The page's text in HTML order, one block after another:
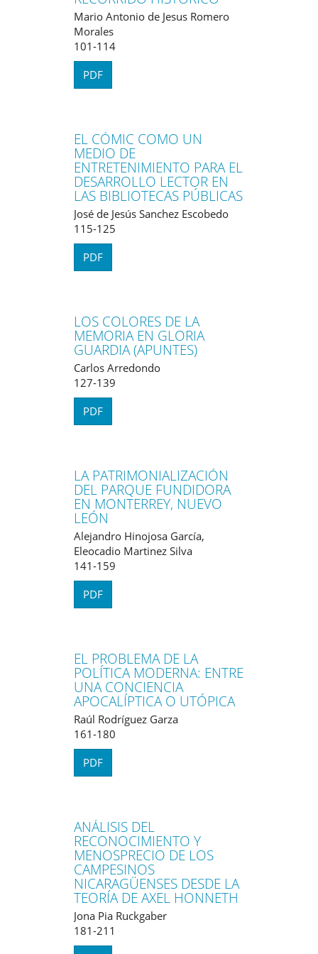
Mario Antonio de Jesus Romero
Morales
101-114
PDF
EL CÓMIC COMO UN
MEDIO DE
ENTRETENIMIENTO PARA EL
DESARROLLO LECTOR EN
LAS BIBLIOTECAS PÚBLICAS
José de Jesús Sanchez Escobedo
115-125
PDF
LOS COLORES DE LA
MEMORIA EN GLORIA
GUARDIA (APUNTES)
Carlos Arredondo
127-139
PDF
LA PATRIMONIALIZACIÓN
DEL PARQUE FUNDIDORA
EN MONTERREY, NUEVO
LEÓN
Alejandro Hinojosa García,
Eleocadio Martinez Silva
141-159
PDF
EL PROBLEMA DE LA
POLÍTICA MODERNA: ENTRE
UNA CONCIENCIA
APOCALÍPTICA O UTÓPICA
Raúl Rodríguez Garza
161-180
PDF
ANÁLISIS DEL
RECONOCIMIENTO Y
MENOSPRECIO DE LOS
CAMPESINOS
NICARAGÜENSES DESDE LA
TEORÍA DE AXEL HONNETH
Jona Pia Ruckgaber
181-211